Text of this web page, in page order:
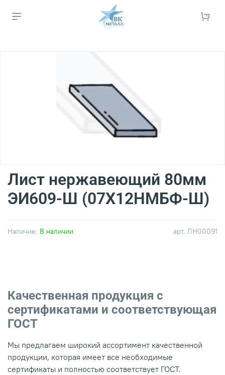
арт. ЛН00091
Наличие: В наличии
Лист нержавеющий 80мм
ЭИ609-Ш (07Х12НМБФ-Ш)
Качественная продукция с
сертификатами и соответствующая
ГОСТ
Мы предлагаем широкий ассортимент качественной
продукции, которая имеет все необходимые
сертификаты и полностью соответствует ГОСТ.